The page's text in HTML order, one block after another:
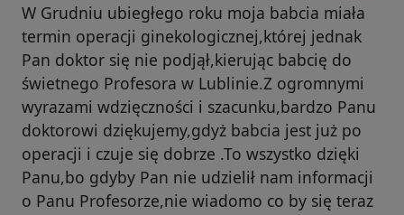
W Grudniu ubiegłego roku moja babcia miała
termin operacji ginekologicznej,której jednak
Pan doktor się nie podjął,kierując babcię do
świetnego Profesora w Lublinie.Z ogromnymi
wyrazami wdzięczności i szacunku,bardzo Panu
doktorowi dziękujemy,gdyż babcia jest już po
operacji i czuje się dobrze .To wszystko dzięki
Panu,bo gdyby Pan nie udzielił nam informacji
o Panu Profesorze,nie wiadomo co by się teraz